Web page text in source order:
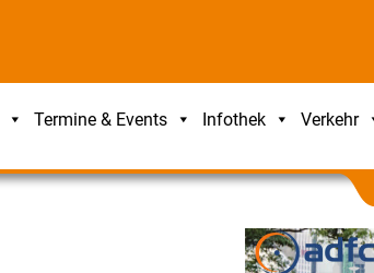
Termine & Events Infothek Verkehr